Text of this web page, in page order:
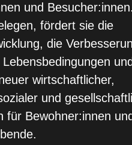
und Besucher:innen.
fördert sie die
die
wirtschaftlicher,
und
für Bewohner:innen und